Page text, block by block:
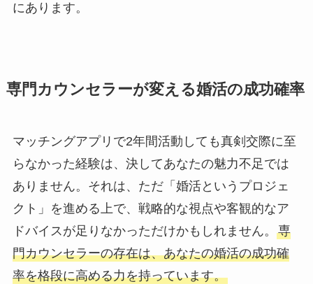
にあります。
専門カウンセラーが変える婚活の成功確率
マッチングアプリで2年間活動しても真剣交際に至
らなかった経験は、決してあなたの魅力不足では
ありません。それは、ただ「婚活というプロジェ
クト」を進める上で、戦略的な視点や客観的なア
ドバイスが足りなかっただけかもしれません。 専
門カウンセラーの存在は、あなたの婚活の成功確
率を格段に高める力を持っています。